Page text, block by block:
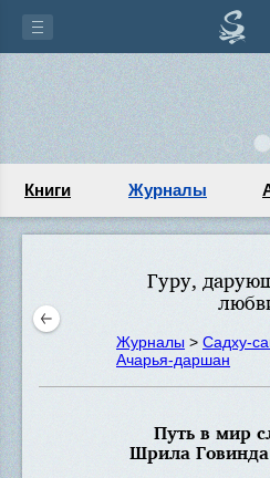
Книги Журналы
Гуру,
Журналы > Садху-
Ачарья-даршан
Путь в мир
Шрила